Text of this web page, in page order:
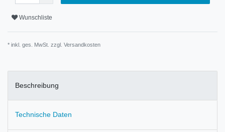
Wunschliste
* inkl. ges. MwSt. zzgl. Versandkosten
Beschreibung
Technische Daten